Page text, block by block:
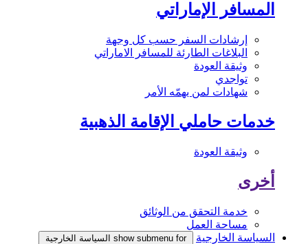
المسافر الإماراتي
إرشادات السفر حسب كل وجهة
البلاغات الطارئة للمسافر الاماراتي
وثيقة العودة
تواجدي
شهادات لمن يهمّه الأمر
خدمات حاملي الإقامة الذهبية
وثيقة العودة
أخرى
خدمة التحقق من الوثائق
مساحة العمل
السياسة الخارجية
show submenu for السياسة الخارجية